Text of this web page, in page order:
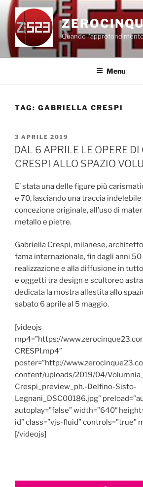
Salta
contenuto
Quando
Menu
TAG: GABRIELLA CRESPI
PUBBLICATO
IL
3 APRILE 2019
DAL 6 APRILE LE OPERE
CRESPI ALLO SPAZIO
E’ stata una delle figure più
e 70, lasciando una traccia indelebile
concezione originale, all’uso di
metallo e pietre.
Gabriella Crespi, milanese,
fama internazionale, fin dagli anni 50
realizzazione e alla diffusione in
e oggetti tra design e scultoreo
dedicata la mostra allestita allo
sabato 6 aprile al 5 maggio.
[videojs
mp4=”https://
CRESPI.mp4″
poster=”http://
content/uploads/2019/04/
Crespi_preview_ph.-Delfino-Sisto-
Legnani_DSC00186.jpg”
autoplay=”false” width=”640″
id” class=”vjs-fluid” controls=”true”
[/videojs]